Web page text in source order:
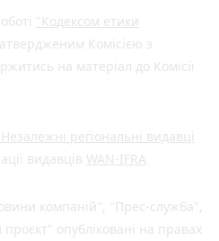
"Кодексом етики
Комісією з
на матеріал до Комісії
Незалежні регіональні видавці
видавців WAN-IFRA
компаній", "Прес-служба",
опубліковані на правах